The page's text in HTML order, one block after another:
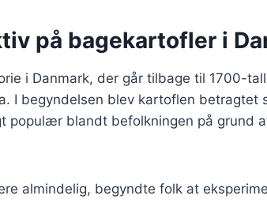
på bagekartofler i
i Danmark, der går tilbage til 1700-
I begyndelsen blev kartoflen betragtet
populær blandt befolkningen på grund
almindelig, begyndte folk at